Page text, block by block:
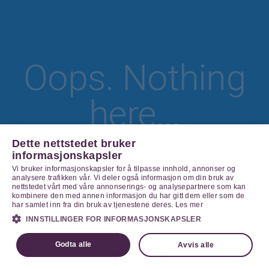
Oops. Nothing
here...
Go Home
Dette nettstedet bruker
informasjonskapsler
Vi bruker informasjonskapsler for å tilpasse innhold, annonser og
analysere trafikken vår. Vi deler også informasjon om din bruk av
nettstedet vårt med våre annonserings- og analysepartnere som kan
kombinere den med annen informasjon du har gitt dem eller som de
har samlet inn fra din bruk av tjenestene deres. Les mer
INNSTILLINGER FOR INFORMASJONSKAPSLER
Godta alle Avvis alle